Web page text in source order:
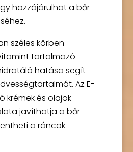
hozzájárulhat a bőr
széles körben
tartalmazó
hatása segít
Az E-
krémek és olajok
javíthatja a bőr
a ráncok